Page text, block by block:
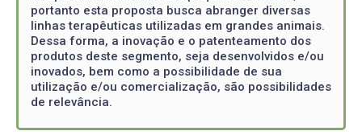
portanto esta proposta busca abranger diversas
linhas terapêuticas utilizadas em grandes animais.
Dessa forma, a inovação e o patenteamento dos
produtos deste segmento, seja desenvolvidos e/ou
inovados, bem como a possibilidade de sua
utilização e/ou comercialização, são possibilidades
de relevância.